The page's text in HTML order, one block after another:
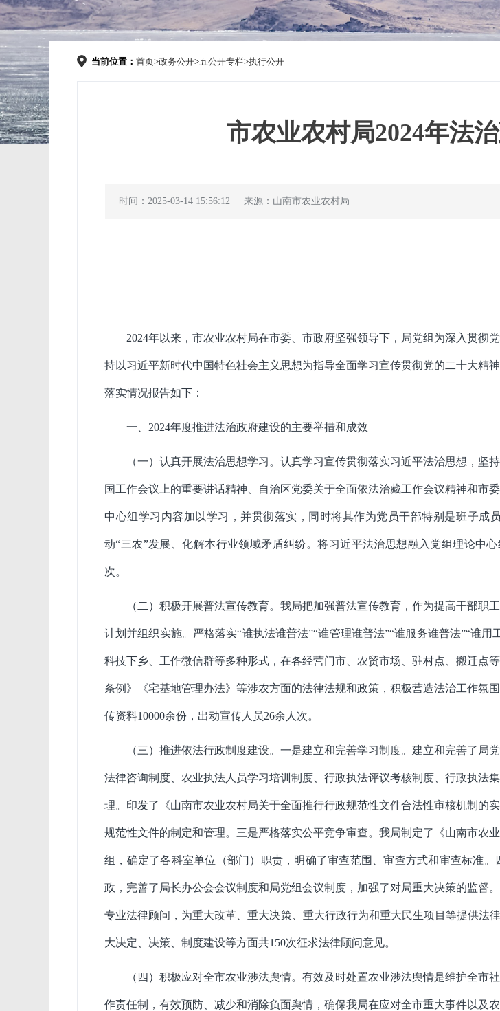
当前位置： 首页>政务公开>五公开专栏>执行公开
市农业农村局2024年法
时间：2025-03-14 15:56:12 来源：山南市农业农村局
2024年以来，市农业农村局在市委、 市政府坚强领导下， 局党组 为深入贯彻
持以习近平新时代中国特色社会主义思想为指导全面学习宣传贯彻党的二十大精
落实情况报告如下：
一、 2024年度推进法治政府建设的主要举措和成效
（一） 认真开展法治思想学习。 认真学习宣传贯彻落实习近平法治思想，坚
国工作会议上的重要讲话精神、自治区党委关于全面依法治藏工作会议精神和市
中心组学习内容加以学习，并贯彻落实，同时将其作为党员干部特别是班子成
动“三农”发展、化解本行业领域矛盾纠纷。将习近平法治思想融入党组理论中心
次。
（二）积极开展普法宣传教育。 我局把加强普法宣传教育，作为提高干部职
计划并组织实施。严格落实“谁执法谁普法”“谁管理谁普法”“谁服务谁普法”“谁
科技下乡、工作微信群等多种形式，在各经营门市、农贸市场、驻村点、搬迁点
条例》《宅基地管理办法》等涉农方面的法律法规和政策，积极营造法治工作氛
传资料10000余份，出动宣传人员26余人次。
（三） 推进依法行政制度建设。 一是建立和完善学习制度。 建立和完善了局
法律咨询制度、农业执法人员学习培训制度、行政执法评议考核制度、行政执法
理。 印发了《山南市农业农村局关于全面推行行政规范性文件合法性审核机制的
规范性文件的制定和管理。 三是严格落实公平竞争审查。 我局制定了《山南市农
组，确定了各科室单位（部门）职责，明确了审查范围、审查方式和审查标准。
政，完善了局长办公会会议制度和局党组会议制度，加强了对局重大决策的监督。
专业法律顾问，为重大改革、重大决策、重大行政行为和重大民生项目等提供法
大决定、决策、制度建设等方面共150次征求法律顾问意见。
（四）积极应对全市农业涉法舆情。 有效及时处置农业涉法舆情是维护全市
作责任制，有效预防、减少和消除负面舆情，确保我局在应对全市重大事件以及